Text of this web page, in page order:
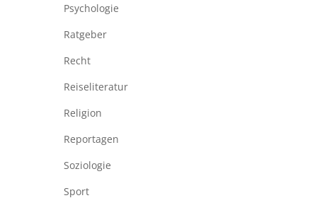
Psychologie
Ratgeber
Recht
Reiseliteratur
Religion
Reportagen
Soziologie
Sport